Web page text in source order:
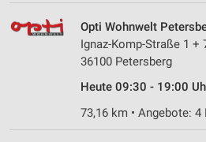
Opti Wohnwelt
Ignaz-Komp-Straße 1 +
36100 Petersberg
Heute 09:30 - 19:00
73,16 km • Angebote: